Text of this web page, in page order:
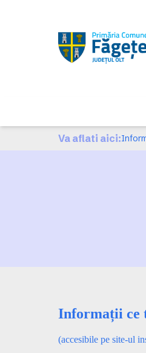
Va aflati aici:
Informații ce
(accesibile pe site-ul